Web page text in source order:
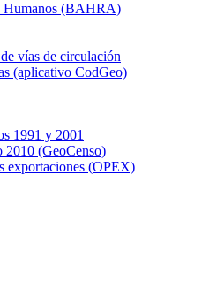
Humanos (BAHRA)
vías de circulación
(aplicativo CodGeo)
1991 y 2001
2010 (GeoCenso)
exportaciones (OPEX)